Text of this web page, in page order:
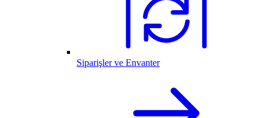
Siparişler ve Envanter